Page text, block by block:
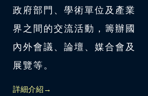
政府部門、學術單位及產業
界之間的交流活動，籌辦國
內外會議、論壇、媒合會及
展覽等。
詳細介紹→